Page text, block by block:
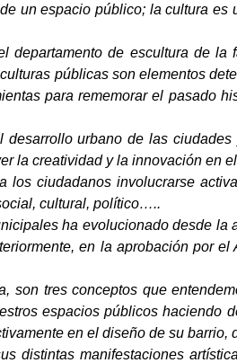
un espacio público; la cultura
departamento de escultura de
públicas son elementos
para rememorar el pasado
urbano de las
la creatividad y la innovación en
ciudadanos involucrarse
cultural, político…..
ha evolucionado desde la
en la aprobación por
son tres conceptos que
espacios públicos haciendo
en el diseño de su barrio,
distintas manifestaciones